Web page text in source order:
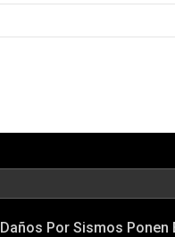
Daños Por Sismos Ponen